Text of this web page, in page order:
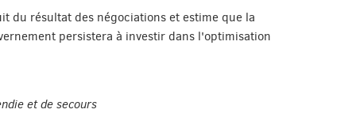
du résultat des négociations et estime que la
persistera à investir dans l'optimisation
et de secours